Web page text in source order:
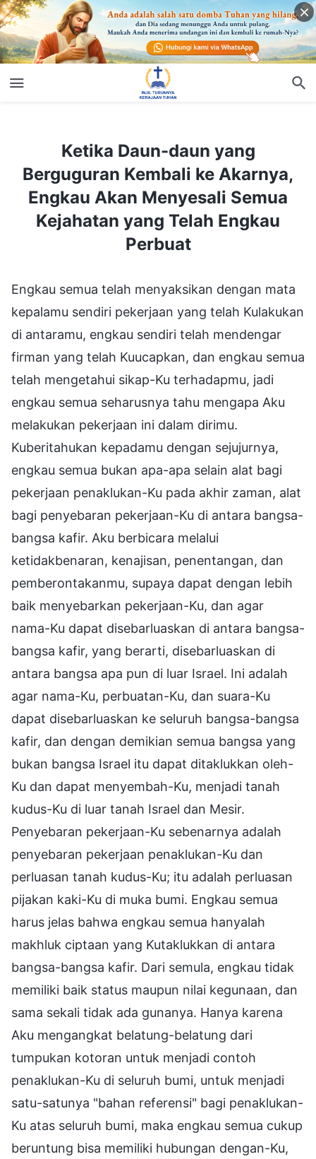
Ketika Daun-daun yang
Berguguran Kembali ke Akarnya,
Engkau Akan Menyesali Semua
Kejahatan yang Telah Engkau
Perbuat
Engkau semua telah menyaksikan dengan mata kepalamu sendiri pekerjaan yang telah Kulakukan di antaramu, engkau sendiri telah mendengar firman yang telah Kuucapkan, dan engkau semua telah mengetahui sikap-Ku terhadapmu, jadi engkau semua seharusnya tahu mengapa Aku melakukan pekerjaan ini dalam dirimu. Kuberitahukan kepadamu dengan sejujurnya, engkau semua bukan apa-apa selain alat bagi pekerjaan penaklukan-Ku pada akhir zaman, alat bagi penyebaran pekerjaan-Ku di antara bangsa-bangsa kafir. Aku berbicara melalui ketidakbenaran, kenajisan, penentangan, dan pemberontakanmu, supaya dapat dengan lebih baik menyebarkan pekerjaan-Ku, dan agar nama-Ku dapat disebarluaskan di antara bangsa-bangsa kafir, yang berarti, disebarluaskan di antara bangsa apa pun di luar Israel. Ini adalah agar nama-Ku, perbuatan-Ku, dan suara-Ku dapat disebarluaskan ke seluruh bangsa-bangsa kafir, dan dengan demikian semua bangsa yang bukan bangsa Israel itu dapat ditaklukkan oleh-Ku dan dapat menyembah-Ku, menjadi tanah kudus-Ku di luar tanah Israel dan Mesir. Penyebaran pekerjaan-Ku sebenarnya adalah penyebaran pekerjaan penaklukan-Ku dan perluasan tanah kudus-Ku; itu adalah perluasan pijakan kaki-Ku di muka bumi. Engkau semua harus jelas bahwa engkau semua hanyalah makhluk ciptaan yang Kutaklukkan di antara bangsa-bangsa kafir. Dari semula, engkau tidak memiliki baik status maupun nilai kegunaan, dan sama sekali tidak ada gunanya. Hanya karena Aku mengangkat belatung-belatung dari tumpukan kotoran untuk menjadi contoh penaklukan-Ku di seluruh bumi, untuk menjadi satu-satunya "bahan referensi" bagi penaklukan-Ku atas seluruh bumi, maka engkau semua cukup beruntung bisa memiliki hubungan dengan-Ku, dan berkumpul bersama-Ku saat ini. Karena statusmu yang rendah itulah Aku telah memilihmu untuk menjadi contoh dan model dari pekerjaan penaklukan-Ku. Hanya karena alasan inilah Aku bekerja dan berfirman di antaramu, dan Aku hidup serta tinggal bersamamu. Engkau seharusnya tahu bahwa karena pengelolaan-Ku dan karena kebencian-Ku yang ekstrem kepada para belatung di tumpukan kotoran, maka Aku berfirman di antara engkau semua—itu telah mencapai titik di mana Aku sangat murka. Pekerjaan-Ku di antara engkau semua sama sekali tidak sama dengan pekerjaan Yahweh di Israel, dan terlebih lagi, itu tidak sama dengan pekerjaan Yesus di Yudea. Dengan toleransi yang besar Aku berfirman dan bekerja, dan dengan kemarahan serta penghakiman Aku menaklukkan orang-orang yang bobrok ini. Itu sama sekali tidak seperti pekerjaan Yahweh memimpin umat-Nya di Israel. Pekerjaan-Nya di Israel adalah menganugerahkan makanan dan air hidup, dan Dia penuh belas kasihan dan kasih bagi umat-Nya sambil menyediakan kebutuhan mereka. Pekerjaan sekarang ini dilakukan di antara sebuah bangsa terkutuk yang bukan umat pilihan. Tidak ada makanan berlimpah, juga tidak ada air hidup yang memuaskan dahaga, dan terlebih lagi, tidak ada perbekalan barang-barang materi yang banyak; hanya ada penyediaan sejumlah besar penghakiman, kutukan, dan hajaran. Belatung-belatung yang hidup di tumpukan kotoran ini sama sekali tidak layak untuk memperoleh bergunung-gunung domba dan ternak, kekayaan yang besar dan anak-anak paling elok di seluruh negeri, seperti yang Kuanugerahkan kepada Israel. Di atas mezbah, Israel masa kini mempersembahkan domba dan ternak, barang-barang dari emas dan perak yang dengannya Aku memberi makan penduduknya, melampaui sepersepuluh bagian yang ditentukan Yahweh di bawah hukum Taurat, sehingga Aku telah menganugerahkan kepada mereka jauh lebih banyak—lebih dari seratus kali lipat yang diperoleh orang Israel di bawah hukum Taurat. Apa yang Kuberikan untuk memelihara Israel melampaui semua yang Abraham dapatkan, dan semua yang Ishak dapatkan. Aku akan membuat keluarga Israel bereproduksi dan bertambah banyak, dan Aku akan membuat umat-Ku Israel menyebar ke seluruh bumi. Mereka yang Aku berkati dan pedulikan tetaplah umat Israel yang terpilih—yaitu orang-orang yang mendedikasikan kepada-Ku segala sesuatu yang telah mereka peroleh dari-Ku. Karena mereka selalu mengingat-Ku, mereka mempersembahkan anak sapi dan anak domba sulung mereka di mezbah kudus-Ku dan mempersembahkan segala sesuatu yang mereka miliki di hadapan-Ku, bahkan sampai mempersembahkan putra sulung mereka yang baru lahir sebagai antisipasi kedatangan-Ku kembali. Lalu, bagaimana dengan engkau semua? Engkau membangkitkan amarah-Ku, mengajukan tuntutan kepada-Ku, dan mencuri persembahan mereka yang mempersembahkan sesuatu kepada-Ku, dan engkau tidak tahu bahwa engkau sedang menyinggung-Ku; dengan demikian, yang engkau semua dapatkan hanyalah ratap tangis dan hukuman dalam kegelapan. Engkau semua telah memicu amarah-Ku berkali-kali dan Aku telah menurunkan hujan api-Ku, sampai-sampai cukup banyak orang yang mengalami akhir hidup yang tragis, dan rumah-rumah yang bahagia telah menjadi kuburan yang tandus. Satu-satunya yang Kumiliki untuk belatung-belatung ini adalah amarah tanpa akhir, dan Aku tidak bermaksud untuk memberkati mereka. Hanya demi pekerjaan-Ku sajalah Aku membuat pengecualian dan mengangkatmu, serta menanggung penghinaan yang besar dan bekerja di antara engkau semua. Jika bukan karena kehendak Bapa-Ku, bagaimana mungkin Aku hidup serumah dengan para belatung yang menggeliat-geliat di tumpukan kotoran? Aku merasakan kebencian ekstrem terhadap semua tindakan dan perkataanmu, dan bagaimanapun, karena Aku memiliki "ketertarikan" akan kenajisan dan pemberontakanmu, ini telah menjadi koleksi kata-kata-Ku yang luar biasa. Jika tidak, Aku sama sekali tidak akan tinggal di antaramu sedemikian lamanya. Oleh karena itu, engkau semua seharusnya tahu bahwa sikap-Ku terhadapmu hanyalah simpati dan kasihan; tanpa setetes pun kasih, dan yang Kumiliki bagimu hanyalah toleransi, karena Aku melakukan ini hanya demi pekerjaan-Ku. Engkau semua telah melihat perbuatan-Ku hanya karena Aku telah memilih kenajisan dan pemberontakan sebagai "bahan baku"; jika tidak, Aku sama sekali tidak akan menyingkapkan perbuatan-Ku kepada belatung-belatung ini. Aku bekerja di dalam dirimu hanya dengan rasa enggan, sama sekali tidak seperti kemauan dan kesediaan ketika Aku melakukan pekerjaan-Ku di Israel. Aku membawa amarah-Ku selagi memaksakan diri-Ku berfirman di antara engkau semua. Jika bukan karena pekerjaan-Ku yang lebih besar, bagaimana mungkin mata-Ku terus-menerus menoleransi keberadaan belatung-belatung semacam? Jika bukan demi nama-Ku, sudah sejak lama Aku akan naik ke tempat tertinggi dan membakar habis belatung-belatung ini bersama dengan tumpukan kotoran mereka! Jika bukan demi kemuliaan-Ku, bagaimana mungkin Kubiarkan setan-setan jahat ini menentang-Ku secara terbuka dengan kepala mereka yang bergeleng-geleng di depan mata-Ku? Jika bukan demi terlaksananya pekerjaan-Ku dengan mulus tanpa hambatan sedikit pun, bagaimana mungkin Aku membiarkan orang-orang yang seperti belatung ini menganiaya-Ku sesuka hati? Seandainya seratus orang di sebuah desa di Israel bangkit untuk menentang Aku seperti ini, sekalipun mereka membawa korban persembahan kepada-Ku, Aku tetap akan melenyapkan dan melemparkan mereka ke dalam retakan tanah sehingga orang di kota-kota lainnya tidak akan pernah lagi melawan. Aku adalah api yang menghanguskan segalanya dan Aku tidak menoleransi pelanggaran. Karena semua manusia diciptakan oleh-Ku, apa pun yang Kukatakan dan Kulakukan, mereka harus tunduk, dan mereka tidak boleh melawan. Manusia tidak berhak ikut campur dalam pekerjaan-Ku, dan terlebih lagi, mereka tidak memenuhi syarat untuk menganalisis yang benar atau salah dalam pekerjaan-Ku dan dalam firman-Ku. Aku adalah Sang Pencipta, dan makhluk ciptaan harus memenuhi semua yang Kutuntut dengan hati yang takut akan Aku; mereka tidak seharusnya mencoba berdebat dengan-Ku, dan terutama, mereka seharusnya tidak menentang. Aku memerintah umat-Ku dengan otoritas-Ku, dan semua makhluk ciptaan yang diciptakan oleh-Ku harus tunduk pada otoritas-Ku. Meskipun sekarang ini engkau semua berani dan lancang di hadapan-Ku, meskipun engkau memberontak terhadap firman yang Kugunakan untuk mengajarmu, dan engkau tidak kenal takut, Aku hanya menghadapi pemberontakanmu dengan toleransi; Aku tidak akan meledak marah karena belatung-belatung kecil yang tidak berarti telah mengaduk-aduk kotoran, sehingga membiarkan pekerjaan-Ku terpengaruh. Aku menoleransi berlanjutnya keberadaan segala sesuatu yang Kubenci dan semua hal yang menjijikkan bagi-Ku demi kehendak Bapa-Ku, dan Aku akan terus melakukannya hingga seluruh perkataan-Ku lengkap, hingga saat terakhir-Ku. Jangan khawatir! Aku tidak akan turun ke tingkat yang sama dengan belatung tanpa nama, dan Aku tidak akan membandingkan kemampuan-Ku dengan kemampuanmu. Aku sangat membencimu, tetapi Aku masih bisa menahannya. Engkau memberontak terhadap-Ku, tetapi engkau tidak bisa melarikan diri dari hari ketika Aku akan menghajarmu, seperti yang sudah dijanjikan kepada-Ku oleh Bapa-Ku. Dapatkah seekor belatung yang diciptakan dibandingkan dengan Sang Pencipta? Pada musim gugur, daun-daun yang berguguran akan kembali ke akarnya; engkau akan kembali ke rumah "bapa"-mu, dan Aku akan kembali ke sisi Bapa-Ku. Aku akan ditemani oleh kasih sayang lembut Bapa-Ku dan engkau akan diikuti oleh injakan kaki bapamu. Aku akan memiliki kemuliaan Bapa-Ku dan engkau akan memiliki rasa malu bapamu. Aku akan menggunakan hajaran yang sudah lama Kutahan untuk menyertaimu dan engkau akan menerima hajaran-Ku dengan dagingmu yang berbau busuk yang telah dirusak selama puluhan ribu tahun. Aku akan mengakhiri dalam dirimu pekerjaan firman-Ku yang disertai dengan toleransi, dan engkau akan mulai memenuhi peranmu, yakni menderita kesukaran yang dibicarakan dalam firman-Ku. Aku akan sangat bersukacita dan bekerja di Israel; engkau akan meratap dan menggertakkan gigi, hidup dan sekarat di dalam lumpur. Aku akan mendapatkan kembali wujud asli-Ku dan tidak lagi tinggal di tempat najis bersamamu, sementara engkau akan mendapatkan kembali keburukan aslimu dan terus berkuban